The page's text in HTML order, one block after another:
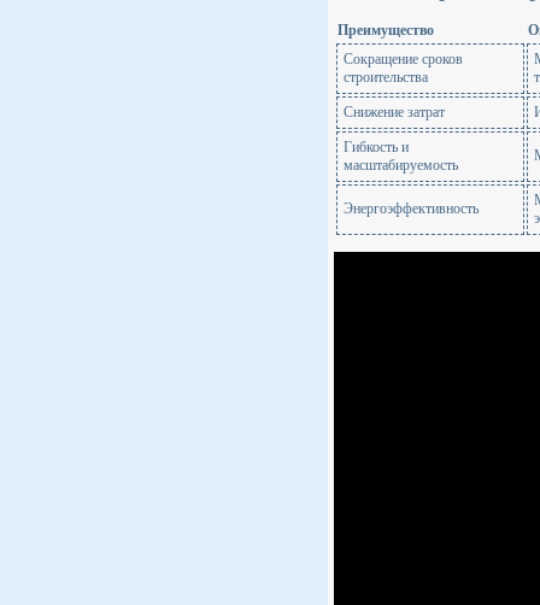
Преимущество
Сокращение сроков
строительства
Снижение затрат
Гибкость и
масштабируемость
Энергоэффективность